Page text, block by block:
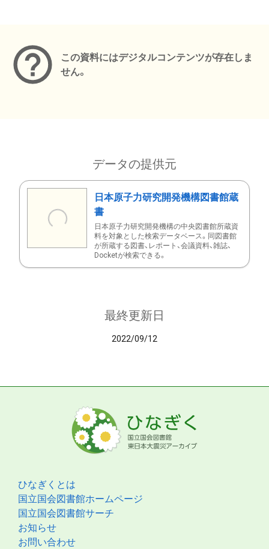
この資料にはデジタルコンテンツが存在しま
せん。
データの提供元
日本原子力研究開発機構図書館蔵
書
日本原子力研究開発機構の中央図書館所蔵資
料を対象とした検索データベース。同図書館
が所蔵する図書、レポート、会議資料、雑誌、
Docketが検索できる。
最終更新日
2022/09/12
ひなぎくとは
国立国会図書館ホームページ
国立国会図書館サーチ
お知らせ
お問い合わせ